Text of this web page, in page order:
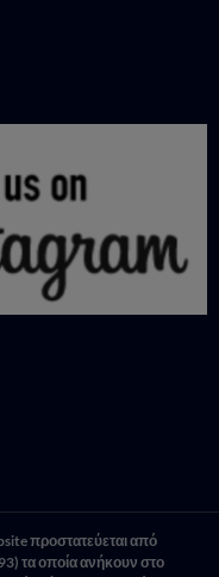
προστατεύεται από
τα οποία ανήκουν στο